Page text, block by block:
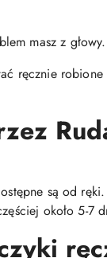
masz z głowy.
ręcznie
są od
około 5-7